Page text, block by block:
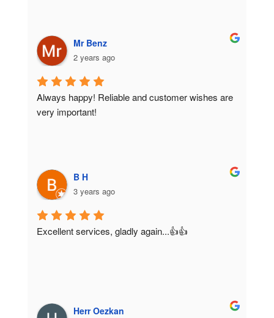
Mr Benz
2 years ago
Always happy! Reliable and customer wishes are
very important!
B H
3 years ago
Excellent services, gladly again...👍👍
Herr Oezkan